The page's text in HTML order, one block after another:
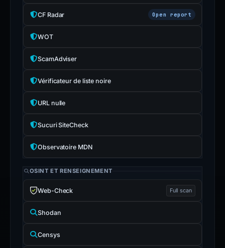
CF Radar Open report
WOT
ScamAdviser
Vérificateur de liste noire
URL nulle
Sucuri SiteCheck
Observatoire MDN
OSINT ET RENSEIGNEMENT
Web-Check Full scan
Shodan
Censys